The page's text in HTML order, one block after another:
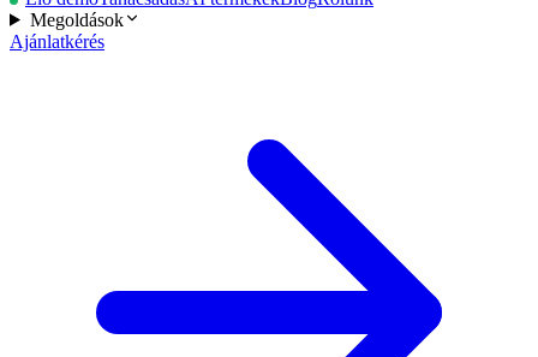
Megoldások
Ajánlatkérés